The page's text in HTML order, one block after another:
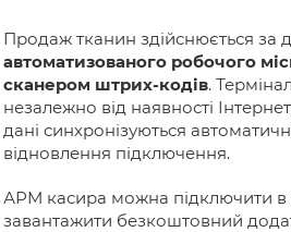
Продаж тканин здійснюється за
автоматизованого робочого
сканером штрих-кодів.
незалежно від наявності
дані синхронізуються
відновлення підключення.
АРМ касира можна підключити в
завантажити безкоштовний